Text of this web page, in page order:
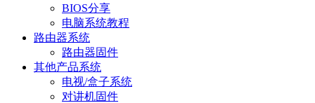
BIOS分享
电脑系统教程
路由器系统
路由器固件
其他产品系统
电视/盒子系统
对讲机固件